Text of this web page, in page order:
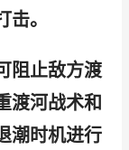
。
阻止敌方渡
渡河战术和
潮时机进行